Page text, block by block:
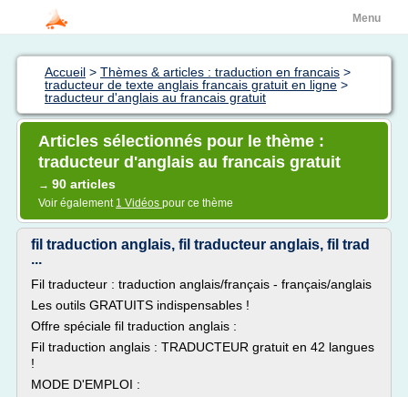
Menu
Accueil > Thèmes & articles : traduction en francais >
traducteur de texte anglais francais gratuit en ligne >
traducteur d'anglais au francais gratuit
Articles sélectionnés pour le thème :
traducteur d'anglais au francais gratuit
→ 90 articles
Voir également 1 Vidéos pour ce thème
fil traduction anglais, fil traducteur anglais, fil trad
...
Fil traducteur : traduction anglais/français - français/anglais
Les outils GRATUITS indispensables !
Offre spéciale fil traduction anglais :
Fil traduction anglais : TRADUCTEUR gratuit en 42 langues
!
MODE D'EMPLOI :